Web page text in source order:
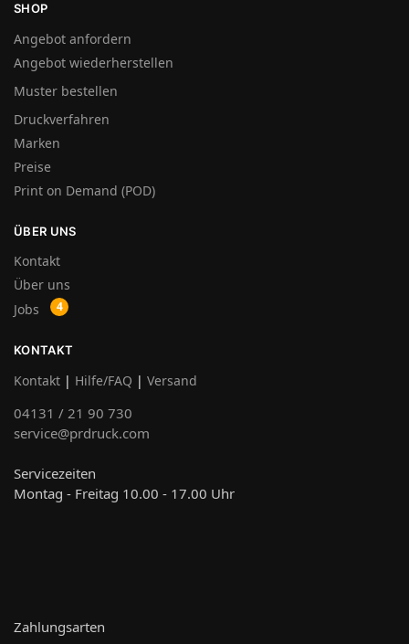
SHOP
Angebot anfordern
Angebot wiederherstellen
Muster bestellen
Druckverfahren
Marken
Preise
Print on Demand (POD)
ÜBER UNS
Kontakt
Über uns
Jobs
KONTAKT
Kontakt | Hilfe/FAQ | Versand
04131 / 21 90 730
service@prdruck.com
Servicezeiten
Montag - Freitag 10.00 - 17.00 Uhr
Zahlungsarten